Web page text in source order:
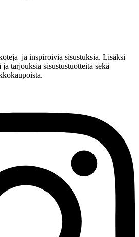
ja inspiroivia sisustuksia. Lisäksi
tarjouksia sisustustuotteita sekä